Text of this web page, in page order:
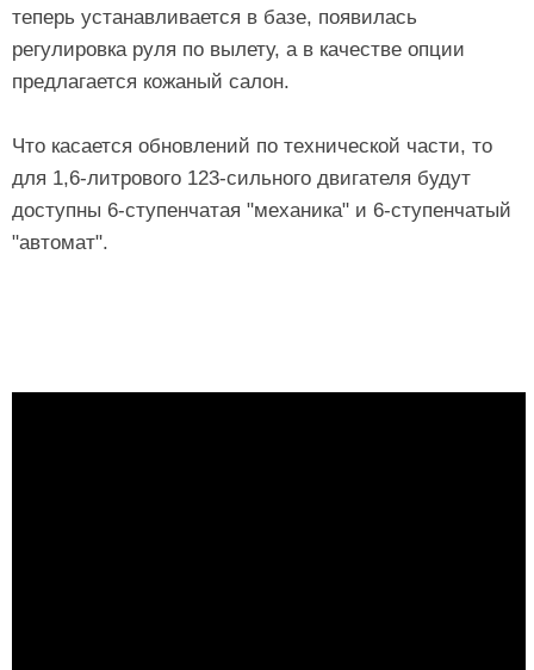
теперь устанавливается в базе, появилась
регулировка руля по вылету, а в качестве опции
предлагается кожаный салон.
Что касается обновлений по технической части, то
для 1,6-литрового 123-сильного двигателя будут
доступны 6-ступенчатая "механика" и 6-ступенчатый
"автомат".